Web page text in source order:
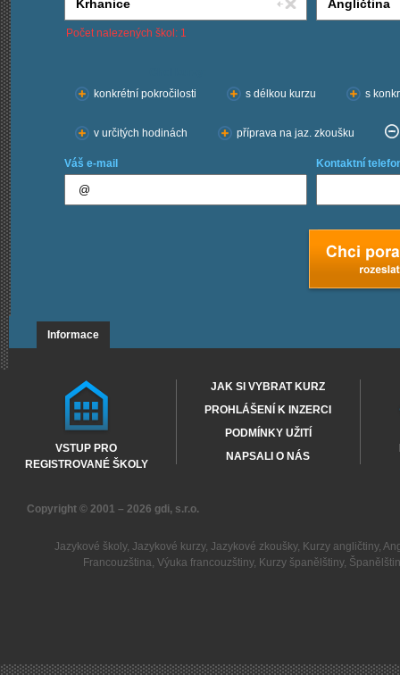
Počet nalezených škol: 1
konkrétní pokročilosti
s délkou kurzu s
v určitých hodinách příprava na jaz. zkoušku
Váš e-mail Kontaktní
Informace
VSTUP PRO
REGISTROVANÉ ŠKOLY
JAK SI VYBRAT KURZ
PROHLÁŠENÍ K INZERCI
PODMÍNKY UŽITÍ
NAPSALI O NÁS
Copyright © 2001 – 2026 gdi, s.r.o.
Jazykové školy, Jazykové kurzy, Jazykové zkoušky, Kurzy angličtiny,
Francouzština,Výuka francouzštiny, Kurzy španělštiny,